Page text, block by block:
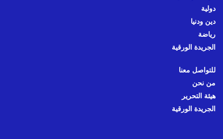
دولية
دين ودنيا
رياضة
الجريدة الورقية
للتواصل معنا
من نحن
هيئة التحرير
الجريدة الورقية